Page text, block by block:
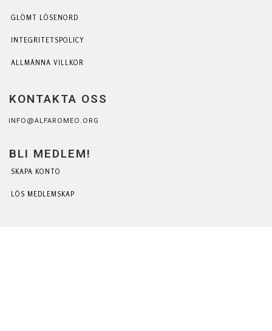
GLÖMT LÖSENORD
INTEGRITETSPOLICY
ALLMÄNNA VILLKOR
KONTAKTA OSS
INFO@ALFAROMEO.ORG
BLI MEDLEM!
SKAPA KONTO
LÖS MEDLEMSKAP